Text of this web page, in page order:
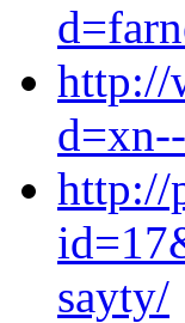
http://
http://
sayty/